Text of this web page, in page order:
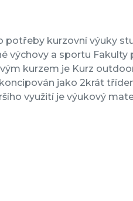
kurzovní výuky
výchovy a sportu
kurzem je Kurz
jako 2krát
využití je výukový